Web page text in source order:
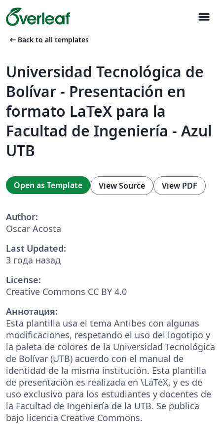
menu
arrow_left_alt Back to all templates
Universidad Tecnológica de
Bolívar - Presentación en
formato LaTeX para la
Facultad de Ingeniería - Azul
UTB
Open as Template View Source View PDF
Author:
Oscar Acosta
Last Updated:
3 года назад
License:
Creative Commons CC BY 4.0
Аннотация:
Esta plantilla usa el tema Antibes con algunas
modificaciones, respetando el uso del logotipo y
la paleta de colores de la Universidad Tecnológica
de Bolívar (UTB) acuerdo con el manual de
identidad de la misma institución. Esta plantilla
de presentación es realizada en \LaTeX, y es de
uso exclusivo para los estudiantes y docentes de
la Facultad de Ingeniería de la UTB. Se publica
bajo licencia Creative Commons.